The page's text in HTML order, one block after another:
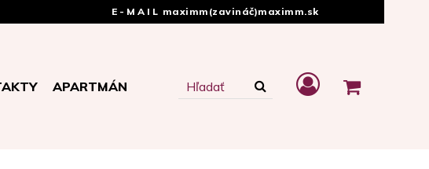
E-MAIL maximm(zavináč)maximm.sk
APARTMÁN